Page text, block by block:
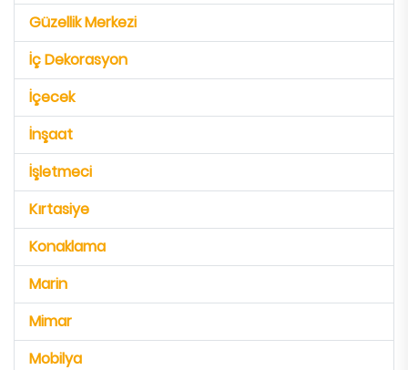
Güzellik Merkezi
İç Dekorasyon
İçecek
İnşaat
İşletmeci
Kırtasiye
Konaklama
Marin
Mimar
Mobilya